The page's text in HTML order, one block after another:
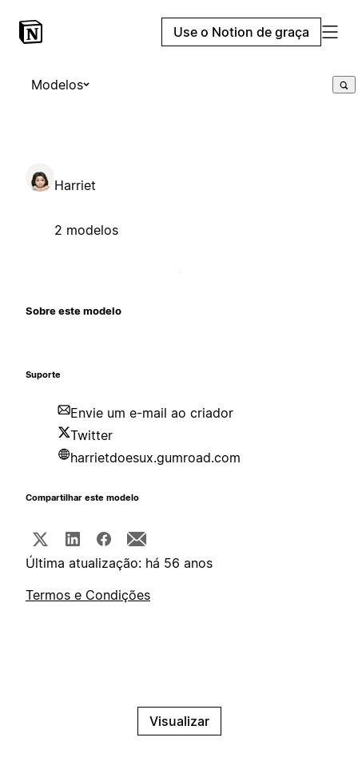
Use o Notion de graça
Modelos
Harriet
2 modelos
Sobre este modelo
Suporte
Envie um e-mail ao criador
Twitter
harrietdoesux.gumroad.com
Compartilhar este modelo
Última atualização: há 56 anos
Termos e Condições
Visualizar